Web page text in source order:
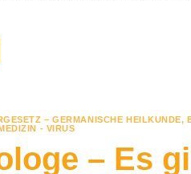
– GERMANISCHE HEILKUNDE,
- VIRUS
– Es